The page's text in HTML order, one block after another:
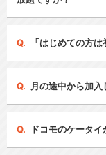
「はじめての方
月の途中から加
ドコモのケータ